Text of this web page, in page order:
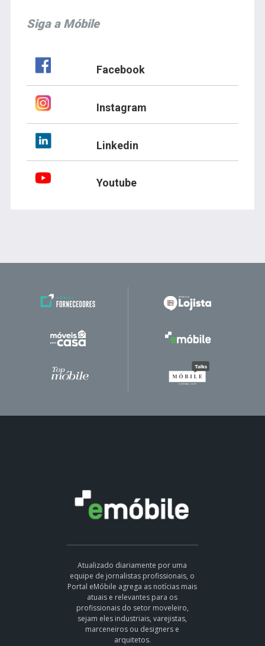
Siga a Móbile
Facebook
Instagram
Linkedin
Youtube
Atualizado diariamente por uma
equipe de jornalistas profissionais, o
Portal eMóbile agrega as notícias mais
atuais e relevantes para os
profissionais do setor moveleiro,
sejam eles industriais, varejistas,
marceneiros ou designers e
arquitetos.